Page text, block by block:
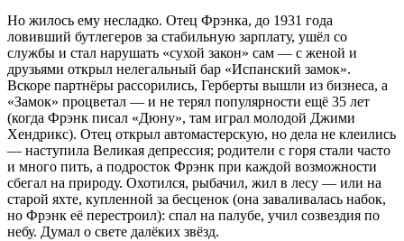
Но жилось ему несладко. Отец Фрэнка, до 1931 года
ловивший бутлегеров за стабильную зарплату, ушёл со
службы и стал нарушать «сухой закон» сам — с женой и
друзьями открыл нелегальный бар «Испанский замок».
Вскоре партнёры рассорились, Герберты вышли из бизнеса, а
«Замок» процветал — и не терял популярности ещё 35 лет
(когда Фрэнк писал «Дюну», там играл молодой Джими
Хендрикс). Отец открыл автомастерскую, но дела не клеились
— наступила Великая депрессия; родители с горя стали часто
и много пить, а подросток Фрэнк при каждой возможности
сбегал на природу. Охотился, рыбачил, жил в лесу — или на
старой яхте, купленной за бесценок (она заваливалась набок,
но Фрэнк её перестроил): спал на палубе, учил созвездия по
небу. Думал о свете далёких звёзд.